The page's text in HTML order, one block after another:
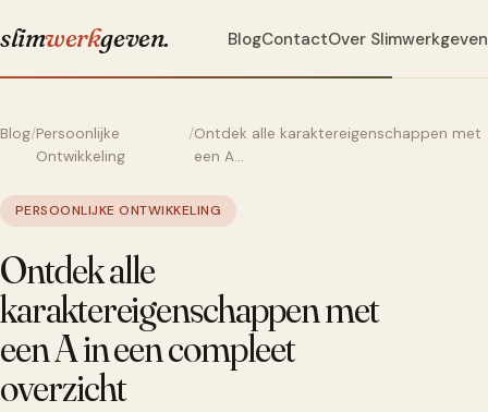
slimwerkgeven. BlogContactOver Slimwerkgeven
Blog/Persoonlijke
Ontwikkeling
/Ontdek alle karaktereigenschappen met
een A…
PERSOONLIJKE ONTWIKKELING
Ontdek alle
karaktereigenschappen met
een A in een compleet
overzicht